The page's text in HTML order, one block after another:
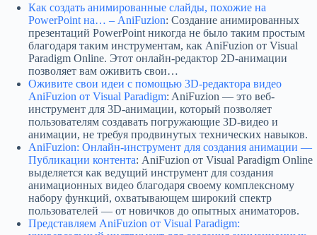
Как создать анимированные слайды, похожие на
PowerPoint на… – AniFuzion: Создание анимированных
презентаций PowerPoint никогда не было таким простым
благодаря таким инструментам, как AniFuzion от Visual
Paradigm Online. Этот онлайн-редактор 2D-анимации
позволяет вам оживить свои…
Оживите свои идеи с помощью 3D-редактора видео
AniFuzion от Visual Paradigm: AniFuzion — это веб-
инструмент для 3D-анимации, который позволяет
пользователям создавать погружающие 3D-видео и
анимации, не требуя продвинутых технических навыков.
AniFuzion: Онлайн-инструмент для создания анимации —
Публикации контента: AniFuzion от Visual Paradigm Online
выделяется как ведущий инструмент для создания
анимационных видео благодаря своему комплексному
набору функций, охватывающем широкий спектр
пользователей — от новичков до опытных аниматоров.
Представляем AniFuzion от Visual Paradigm: